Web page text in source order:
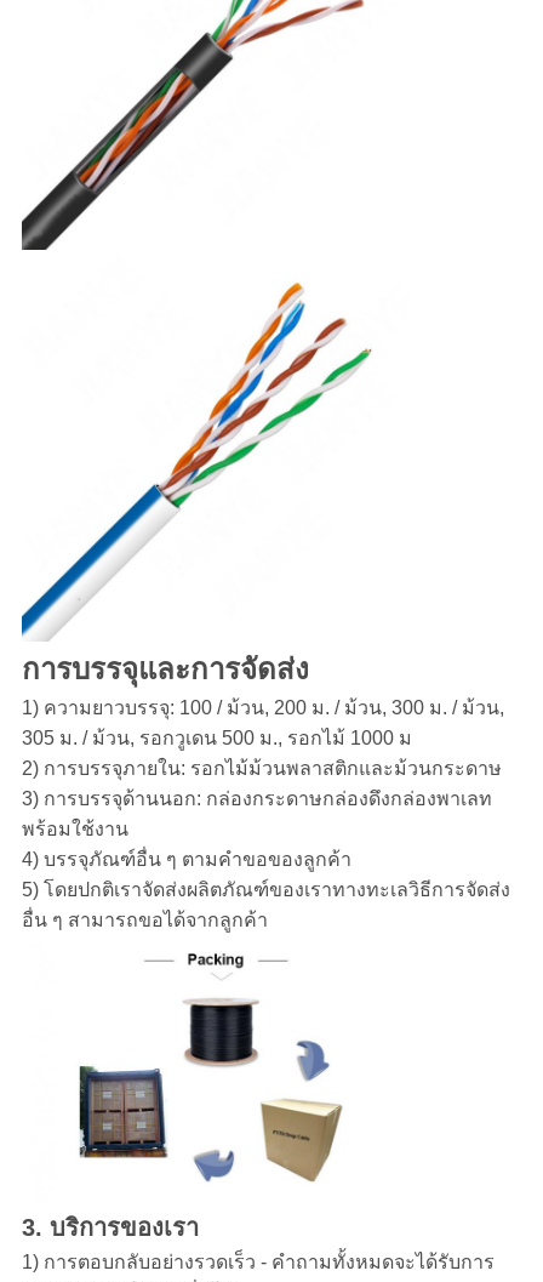
การบรรจุและการจัดส่ง
1) ความยาวบรรจุ: 100 / ม้วน, 200 ม. / ม้วน, 300 ม. / ม้วน,
305 ม. / ม้วน, รอกวูเดน 500 ม., รอกไม้ 1000 ม
2) การบรรจุภายใน: รอกไม้ม้วนพลาสติกและม้วนกระดาษ
3) การบรรจุด้านนอก: กล่องกระดาษกล่องดึงกล่องพาเลท
พร้อมใช้งาน
4) บรรจุภัณฑ์อื่น ๆ ตามคำขอของลูกค้า
5) โดยปกติเราจัดส่งผลิตภัณฑ์ของเราทางทะเลวิธีการจัดส่ง
อื่น ๆ สามารถขอได้จากลูกค้า
3. บริการของเรา
1) การตอบกลับอย่างรวดเร็ว - คำถามทั้งหมดจะได้รับการ